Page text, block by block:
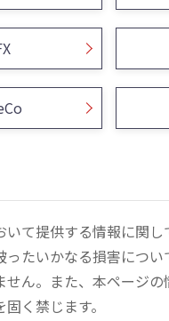
いて提供する情報に関
ったいかなる損害につ
せん。また、本ページ
く禁じます。